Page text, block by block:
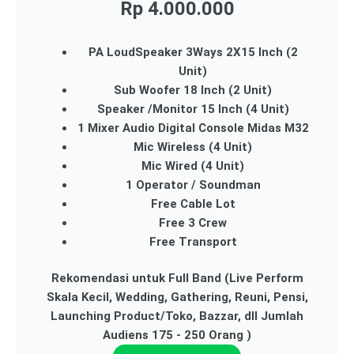
Rp 4.000.000
PA LoudSpeaker 3Ways 2X15 Inch (2
Unit)
Sub Woofer 18 Inch (2 Unit)
Speaker /Monitor 15 Inch (4 Unit)
1 Mixer Audio Digital Console Midas M32
Mic Wireless (4 Unit)
Mic Wired (4 Unit)
1 Operator / Soundman
Free Cable Lot
Free 3 Crew
Free Transport
Rekomendasi untuk Full Band (Live Perform
Skala Kecil, Wedding, Gathering, Reuni, Pensi,
Launching Product/Toko, Bazzar, dll Jumlah
Audiens 175 - 250 Orang )